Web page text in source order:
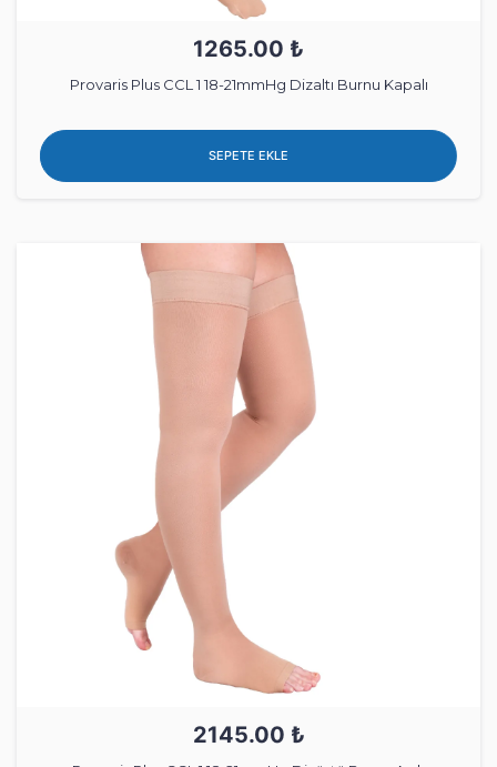
1265.00 ₺
Provaris Plus CCL 1 18-21mmHg Dizaltı Burnu Kapalı
SEPETE EKLE
2145.00 ₺